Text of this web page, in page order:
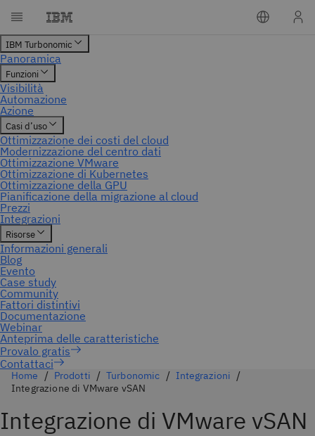
Contattaci
Home Prodotti Turbonomic
Integrazioni
Integrazione di VMware vSAN
Integrazione di VMware vSAN